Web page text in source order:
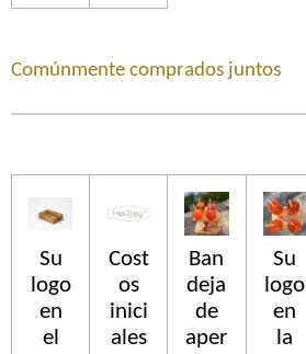
Comúnmente comprados juntos
Su
logo
en
el
Cost
os
inici
ales
Ban
deja
de
aper
Su
logo
en
la